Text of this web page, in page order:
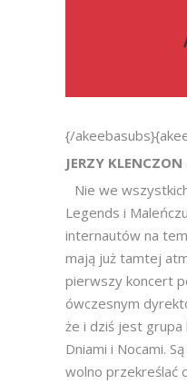
{/
JERZY
Nie we
Legends i
internautów na
mają już tamtej
pierwszy koncert
ówczesnym
że i dziś jest grupa
Dniami i Nocami.
wolno przekreślać